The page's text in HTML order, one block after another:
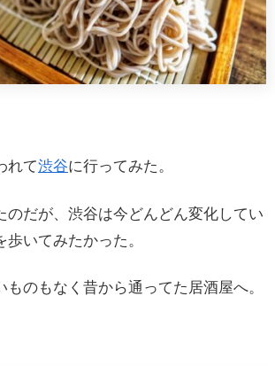
れて渋谷に行ってみた。
のだが、渋谷は今どんどん変化してい
いてみたかった。
ものもなく昔から通ってた居酒屋へ。